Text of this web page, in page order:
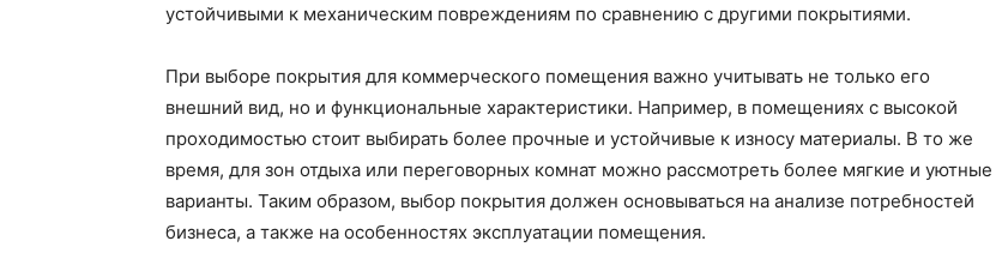
устойчивыми к механическим повреждениям по сравнению с другими покрытиями.
При выборе покрытия для коммерческого помещения важно учитывать не только его
внешний вид, но и функциональные характеристики. Например, в помещениях с высокой
проходимостью стоит выбирать более прочные и устойчивые к износу материалы. В то же
время, для зон отдыха или переговорных комнат можно рассмотреть более мягкие и уютные
варианты. Таким образом, выбор покрытия должен основываться на анализе потребностей
бизнеса, а также на особенностях эксплуатации помещения.